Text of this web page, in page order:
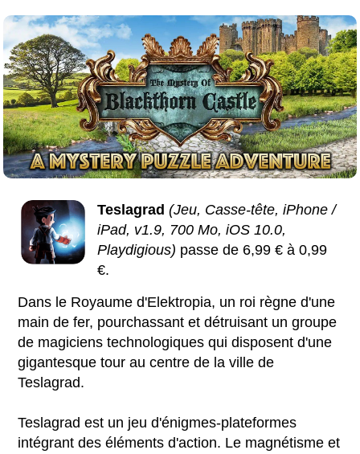
Teslagrad (Jeu, Casse-tête, iPhone /
iPad, v1.9, 700 Mo, iOS 10.0,
Playdigious) passe de 6,99 € à 0,99
€.
Dans le Royaume d'Elektropia, un roi règne d'une
main de fer, pourchassant et détruisant un groupe
de magiciens technologiques qui disposent d'une
gigantesque tour au centre de la ville de
Teslagrad.
Teslagrad est un jeu d'énigmes-plateformes
intégrant des éléments d'action. Le magnétisme et